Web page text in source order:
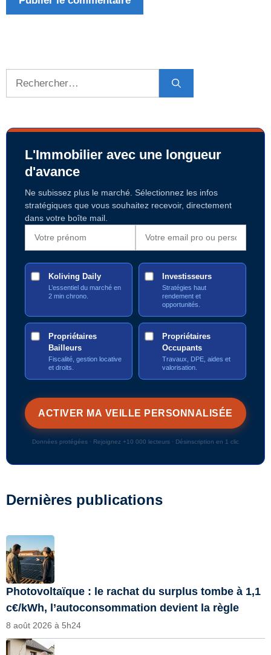
L'Immobilier avec une longueur
d'avance
Ne subissez plus le marché. Sélectionnez les infos
stratégiques que vous souhaitez recevoir, directement
dans votre boîte mail.
Koliving Daily
L’essentiel du marché en
2 min chrono.
Investisseurs
Stratégies haut
rendement et
opportunités.
Propriétaires
Bailleurs
Fiscalité, gestion locative
et droits.
Propriétaires
Occupants
Travaux, DPE, aides et
valorisation.
Données protégées · Rejoignez +10 000 lecteurs · Désinscription en 1 clic
Dernières publications
Photovoltaïque : le rachat du surplus tombe à 1,1
c€/kWh, l’autoconsommation devient la règle
8 août 2026 à 5h24